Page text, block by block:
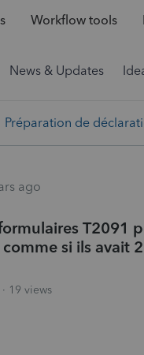
Workflow tools
News & Updates
Préparation de
ago
T2091
si ils avait
19 views